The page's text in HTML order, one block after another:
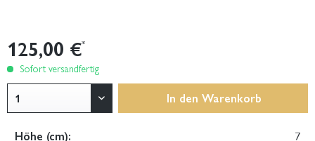
125,00 €*
Sofort versandfertig
In den Warenkorb
Höhe (cm):
7